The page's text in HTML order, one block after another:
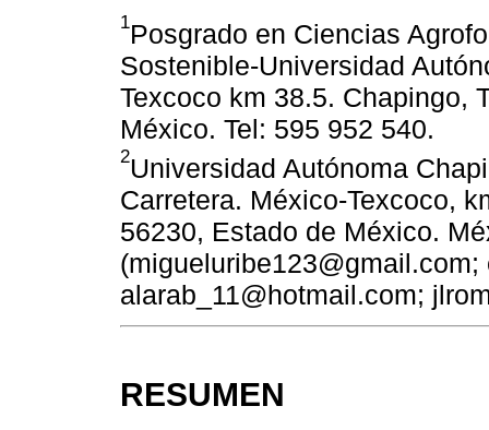
1Posgrado en Ciencias
Sostenible-Universidad
Texcoco km 38.5. Chapingo,
México. Tel: 595 952 540.
2Universidad Autónoma
Carretera. México-Texcoco,
56230, Estado de México.
alarab_11@hotmail.com;
RESUMEN